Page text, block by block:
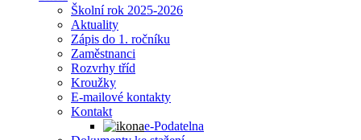
Školní rok 2025-2026
Aktuality
Zápis do 1. ročníku
Zaměstnanci
Rozvrhy tříd
Kroužky
E-mailové kontakty
Kontakt
e-Podatelna